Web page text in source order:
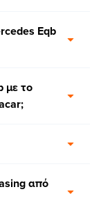
Eqb
με το
από